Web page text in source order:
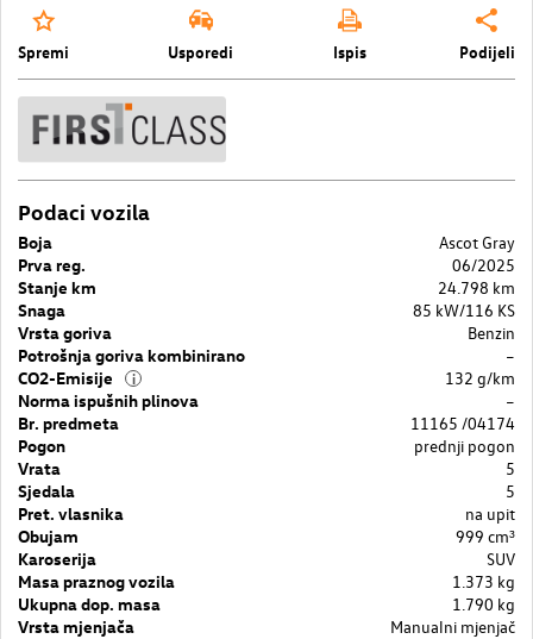
Spremi Usporedi Ispis Podijeli
Podaci vozila
Boja
Ascot Gray
Prva reg.
06/2025
Stanje km
24.798 km
Snaga
85 kW/116 KS
Vrsta goriva
Benzin
Potrošnja goriva kombinirano
–
CO2-Emisije
i
132 g/km
Norma ispušnih plinova
–
Br. predmeta
11165 /04174
Pogon
prednji pogon
Vrata
5
Sjedala
5
Pret. vlasnika
na upit
Obujam
999 cm³
Karoserija
SUV
Masa praznog vozila
1.373 kg
Ukupna dop. masa
1.790 kg
Vrsta mjenjača
Manualni mjenjač